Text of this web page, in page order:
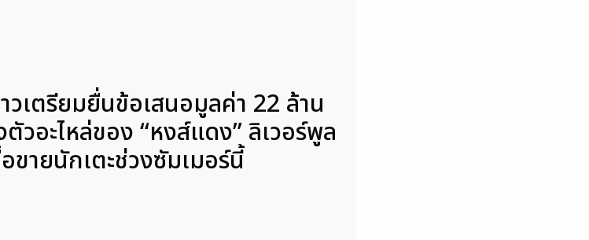
เตรียมยื่นข้อเสนอมูลค่า 22 ล้าน
วอะไหล่ของ “หงส์แดง” ลิเวอร์พูล
ขายนักเตะช่วงซัมเมอร์นี้